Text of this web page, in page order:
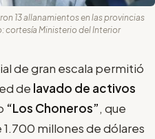
13 allanamientos en las provincias
cortesía Ministerio del Interior
de gran escala permitió
de lavado de activos
“Los Choneros”, que
millones de dólares